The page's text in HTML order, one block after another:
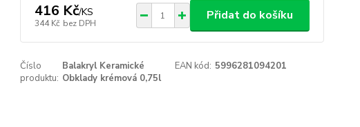
416 Kč/KS
344 Kč bez DPH
Přidat do košíku
Číslo
produktu:
Balakryl Keramické
Obklady krémová 0,75l
EAN kód: 5996281094201